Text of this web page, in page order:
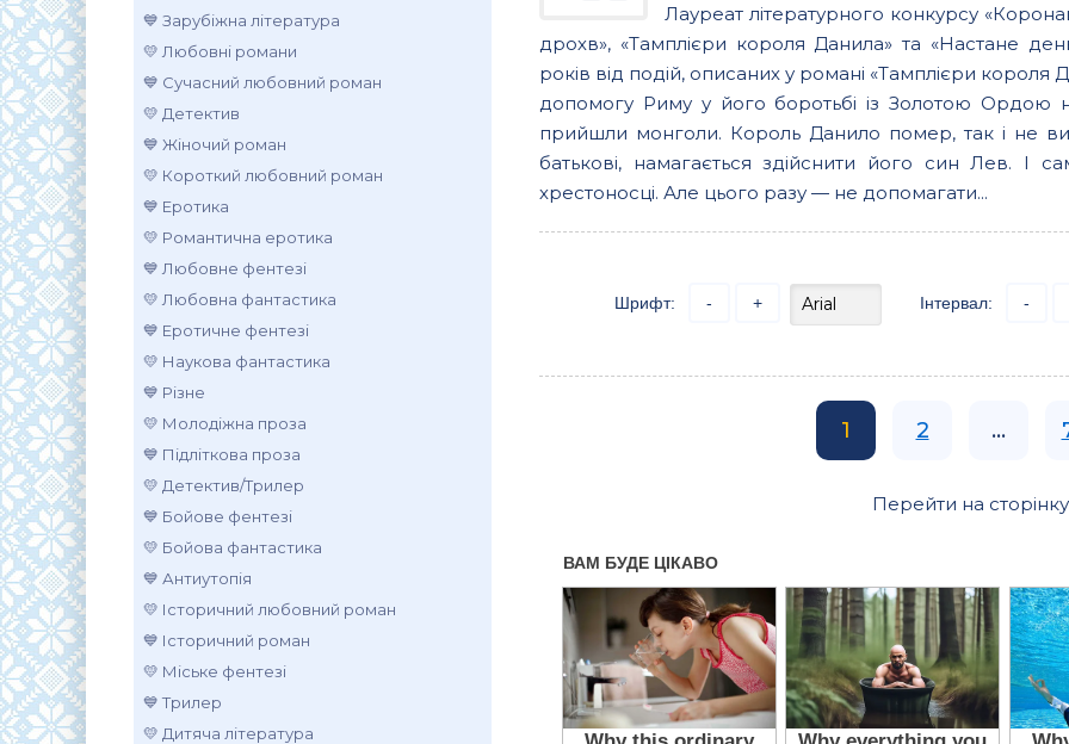
💙 Зарубіжна література
💛 Любовні романи
💙 Сучасний любовний роман
💛 Детектив
💙 Жіночий роман
💛 Короткий любовний роман
💙 Еротика
💛 Романтична еротика
💙 Любовне фентезі
💛 Любовна фантастика
💙 Еротичне фентезі
💛 Наукова фантастика
💙 Різне
💛 Молодіжна проза
💙 Підліткова проза
💛 Детектив/Трилер
💙 Бойове фентезі
💛 Бойова фантастика
💙 Антиутопія
💛 Історичний любовний роман
💙 Історичний роман
💛 Міське фентезі
💙 Трилер
💛 Дитяча література
Лауреат літературного конкурсу
дрохв», «Тамплієри короля Данила» та «Настане
років від подій, описаних у романі «Тамплієри
допомогу Риму у його боротьбі із Золотою Ордою
прийшли монголи. Король Данило помер, так і не
батькові, намагається здійснити його син Лев. І
хрестоносці. Але цього разу — не допомагати...
Шрифт: - + Інтервал: -
1 2 ...
Перейти на